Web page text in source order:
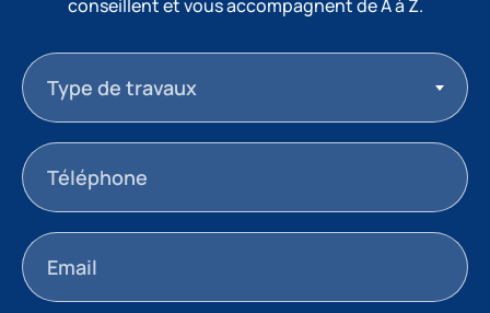
conseillent et vous accompagnent de A à Z.
Type de travaux